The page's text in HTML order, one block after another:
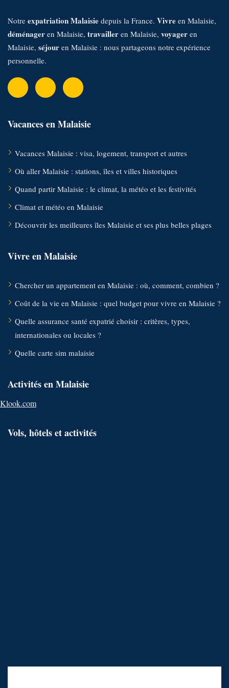
Notre expatriation Malaisie depuis la France. Vivre en Malaisie,
déménager en Malaisie, travailler en Malaisie, voyager en
Malaisie, séjour en Malaisie : nous partageons notre expérience
personnelle.
Vacances en Malaisie
Vacances Malaisie : visa, logement, transport et autres
Où aller Malaisie : stations, îles et villes historiques
Quand partir Malaisie : le climat, la météo et les festivités
Climat et météo en Malaisie
Découvrir les meilleures îles Malaisie et ses plus belles plages
Vivre en Malaisie
Chercher un appartement en Malaisie : où, comment, combien ?
Coût de la vie en Malaisie : quel budget pour vivre en Malaisie ?
Quelle assurance santé expatrié choisir : critères, types,
internationales ou locales ?
Quelle carte sim malaisie
Activités en Malaisie
Klook.com
Vols, hôtels et activités